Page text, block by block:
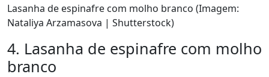
Lasanha de espinafre com molho branco (Imagem:
Nataliya Arzamasova | Shutterstock)
4. Lasanha de espinafre com molho
branco